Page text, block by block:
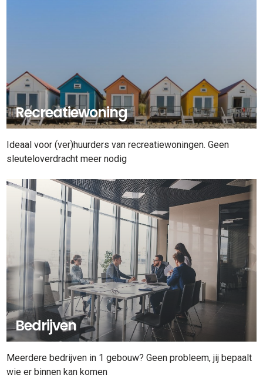
Recreatiewoning
Ideaal voor (ver)huurders van recreatiewoningen. Geen
sleuteloverdracht meer nodig
Bedrijven
Meerdere bedrijven in 1 gebouw? Geen probleem, jij bepaalt
wie er binnen kan komen